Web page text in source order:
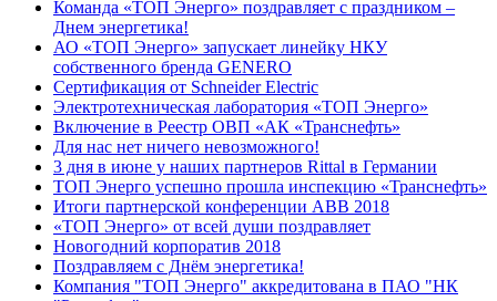
Команда «ТОП Энерго» поздравляет с праздником –
Днем энергетика!
АО «ТОП Энерго» запускает линейку НКУ
собственного бренда GENERO
Сертификация от Schneider Electric
Электротехническая лаборатория «ТОП Энерго»
Включение в Реестр ОВП «АК «Транснефть»
Для нас нет ничего невозможного!
3 дня в июне у наших партнеров Rittal в Германии
ТОП Энерго успешно прошла инспекцию «Транснефть»
Итоги партнерской конференции ABB 2018
«ТОП Энерго» от всей души поздравляет
Новогодний корпоратив 2018
Поздравляем с Днём энергетика!
Компания "ТОП Энерго" аккредитована в ПАО "НК